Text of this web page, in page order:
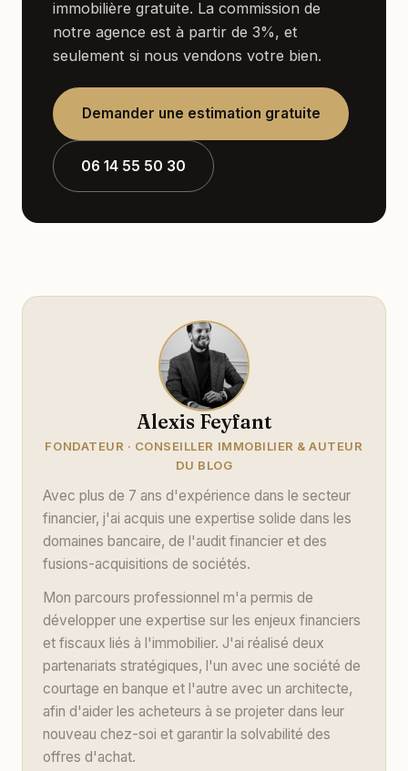
immobilière gratuite. La commission de
notre agence est à partir de 3%, et
seulement si nous vendons votre bien.
Demander une estimation gratuite
06 14 55 50 30
Alexis Feyfant
FONDATEUR · CONSEILLER IMMOBILIER & AUTEUR
DU BLOG
Avec plus de 7 ans d'expérience dans le secteur
financier, j'ai acquis une expertise solide dans les
domaines bancaire, de l'audit financier et des
fusions-acquisitions de sociétés.
Mon parcours professionnel m'a permis de
développer une expertise sur les enjeux financiers
et fiscaux liés à l'immobilier. J'ai réalisé deux
partenariats stratégiques, l'un avec une société de
courtage en banque et l'autre avec un architecte,
afin d'aider les acheteurs à se projeter dans leur
nouveau chez-soi et garantir la solvabilité des
offres d'achat.